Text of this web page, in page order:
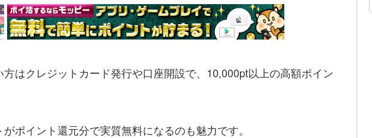
はクレジットカード発行や口座開設で、10,000pt以上の高額ポイン
ポイント還元分で実質無料になるのも魅力です。